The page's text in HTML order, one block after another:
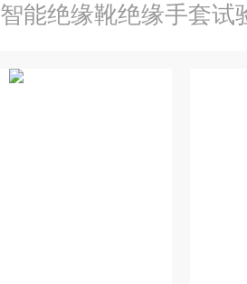
智能绝缘靴绝缘手套试